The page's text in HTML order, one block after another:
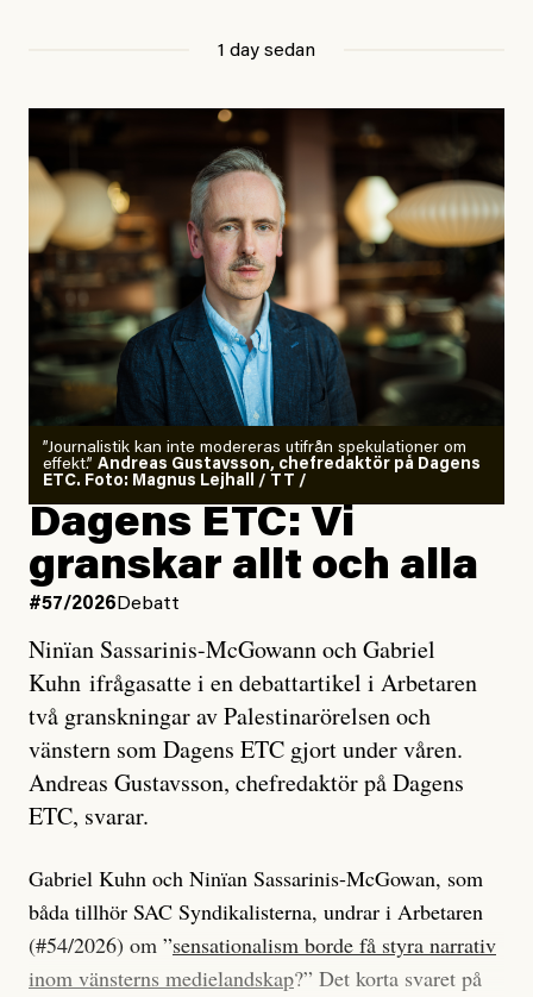
1 day sedan
”Journalistik kan inte modereras utifrån spekulationer om
effekt.” Andreas Gustavsson, chefredaktör på Dagens
ETC. Foto: Magnus Lejhall / TT /
Dagens ETC: Vi
granskar allt och alla
#57/2026 Debatt
Ninïan Sassarinis-McGowann och Gabriel
Kuhn ifrågasatte i en debattartikel i Arbetaren
två granskningar av Palestinarörelsen och
vänstern som Dagens ETC gjort under våren.
Andreas Gustavsson, chefredaktör på Dagens
ETC, svarar.
Gabriel Kuhn och Ninïan Sassarinis-McGowan, som
båda tillhör SAC Syndikalisterna, undrar i Arbetaren
(#54/2026) om ”sensationalism borde få styra narrativ
inom vänsterns medielandskap?” Det korta svaret på